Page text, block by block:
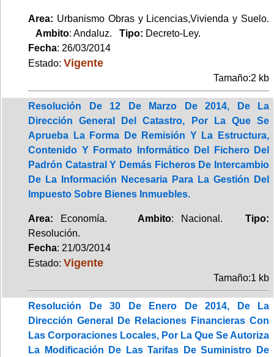
Area: Urbanismo Obras y Licencias,Vivienda y Suelo.
Ambito: Andaluz. Tipo: Decreto-Ley.
Fecha: 26/03/2014
Estado: Vigente
Tamaño:2 kb
Resolución De 12 De Marzo De 2014, De La
Dirección General Del Catastro, Por La Que Se
Aprueba La Forma De Remisión Y La Estructura,
Contenido Y Formato Informático Del Fichero Del
Padrón Catastral Y Demás Ficheros De Intercambio
De La Información Necesaria Para La Gestión Del
Impuesto Sobre Bienes Inmuebles.
Area: Economía. Ambito: Nacional.Tipo:
Resolución.
Fecha: 21/03/2014
Estado: Vigente
Tamaño:1 kb
Resolución De 30 De Enero De 2014, De La
Dirección General De Relaciones Financieras Con
Las Corporaciones Locales, Por La Que Se Autoriza
La Modificación De Las Tarifas De Suministro De